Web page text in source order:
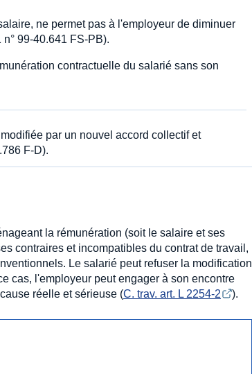
ne permet pas à l'employeur de diminuer
99-40.641 FS-PB).
contractuelle du salarié sans son
par un nouvel accord collectif et
F-D).
la rémunération (soit le salaire et ses
contraires et incompatibles du contrat de travail,
Le salarié peut refuser la modification
cas, l'employeur peut engager à son encontre
réelle et sérieuse (C. trav. art. L 2254-2 ).